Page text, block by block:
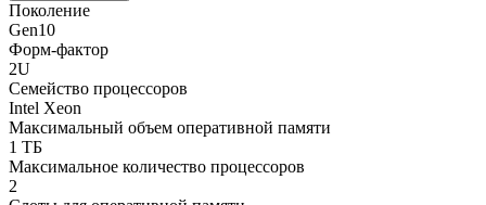
Поколение
Gen10
Форм-фактор
2U
Семейство процессоров
Intel Xeon
Максимальный объем оперативной памяти
1 ТБ
Максимальное количество процессоров
2